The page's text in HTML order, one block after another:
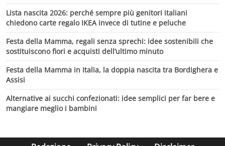
Lista nascita 2026: perché sempre più genitori italiani
chiedono carte regalo IKEA invece di tutine e peluche
Festa della Mamma, regali senza sprechi: idee sostenibili che
sostituiscono fiori e acquisti dell’ultimo minuto
Festa della Mamma in Italia, la doppia nascita tra Bordighera e
Assisi
Alternative ai succhi confezionati: idee semplici per far bere e
mangiare meglio i bambini